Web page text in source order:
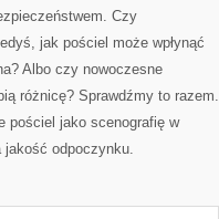
Czy
jak pościel może wpłynąć
Albo czy nowoczesne
różnicę? Sprawdźmy to razem.
pościel jako scenografię w
jakość odpoczynku.